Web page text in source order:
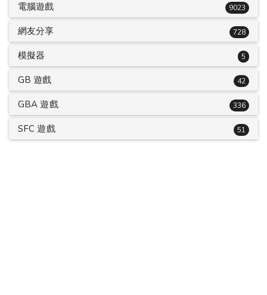
電腦遊戲 9023
網友分享 728
模擬器 5
GB 遊戲 42
GBA 遊戲 336
SFC 遊戲 51